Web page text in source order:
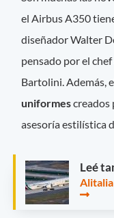
el Airbus A350
diseñador Walter
pensado por el
Bartolini. Además,
uniformescreados
asesoría estilística
Leé